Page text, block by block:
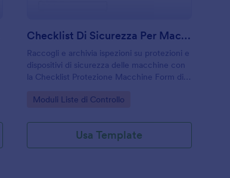
Checklist Di Sicurezza Per Macchinari Form
Raccogli e archivia ispezioni su protezioni e
dispositivi di sicurezza delle macchine con
la Checklist Protezione Macchine Form di
manutenzione per pianificare interventi e
Go to Category:
Moduli Liste di Controllo
Usa Template